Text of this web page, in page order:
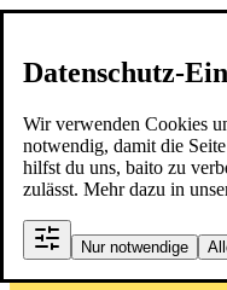
Datenschutz-
Wir verwenden Cookies
notwendig, damit die
hilfst du uns, baito zu
zulässt. Mehr dazu in
Nur notwendige